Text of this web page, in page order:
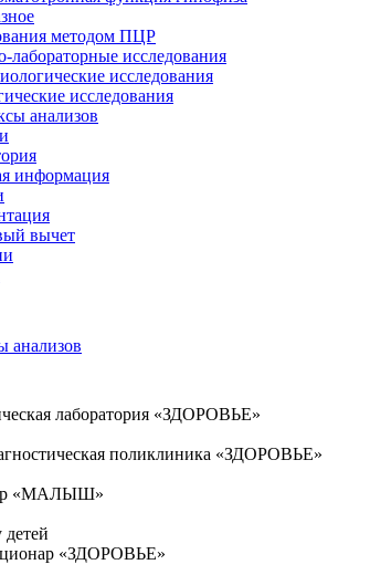
методом ПЦР
лабораторные исследования
исследования
исследования
анализов
информация
вычет
анализов
лаборатория «ЗДОРОВЬЕ»
поликлиника «ЗДОРОВЬЕ»
«МАЛЫШ»
детей
«ЗДОРОВЬЕ»